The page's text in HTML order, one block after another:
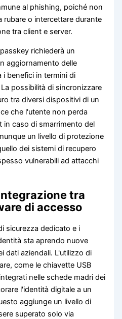
al phishing, poiché non
rubare o intercettare durante
tra client e server.
richiederà un
aggiornamento delle
benefici in termini di
possibilità di sincronizzare
tra diversi dispositivi di un
che l'utente non perda
in caso di smarrimento del
un livello di protezione
dei sistemi di recupero
vulnerabili ad attacchi
tra
di accesso
sicurezza dedicato e i
sta aprendo nuove
dati aziendali. L'utilizzo di
come le chiavette USB
nelle schede madri dei
l'identità digitale a un
aggiunge un livello di
superato solo via